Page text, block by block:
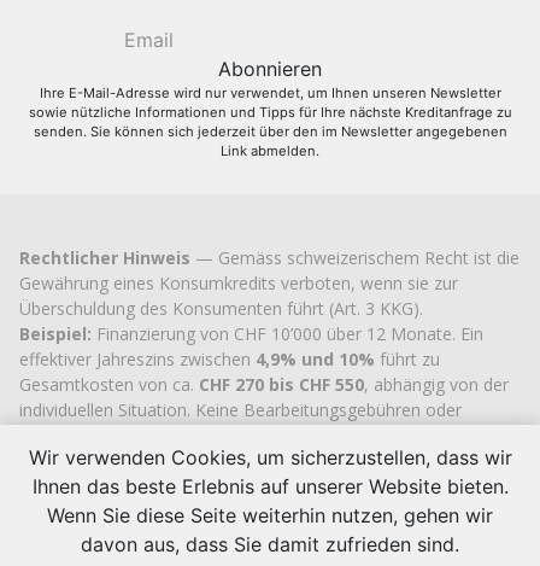
Ihre E-Mail-Adresse wird nur verwendet, um Ihnen unseren Newsletter
sowie nützliche Informationen und Tipps für Ihre nächste Kreditanfrage zu
senden. Sie können sich jederzeit über den im Newsletter angegebenen
Link abmelden.
Rechtlicher Hinweis — Gemäss schweizerischem Recht ist die
Gewährung eines Konsumkredits verboten, wenn sie zur
Überschuldung des Konsumenten führt (Art. 3 KKG).
Beispiel: Finanzierung von CHF 10’000 über 12 Monate. Ein
effektiver Jahreszins zwischen 4,9% und 10% führt zu
Gesamtkosten von ca. CHF 270 bis CHF 550, abhängig von der
individuellen Situation. Keine Bearbeitungsgebühren oder
Cashflex MultiCredit GmbH , seit 2007 im Handelsregister des
Kantons Zug eingetragen (UIDCHE-113.592.711), verfügt über
die offizielle kantonale Bewilligung zur Vermittlung von
Konsumkrediten.
Wir verwenden Cookies, um sicherzustellen, dass wir
Ihnen das beste Erlebnis auf unserer Website bieten.
Wenn Sie diese Seite weiterhin nutzen, gehen wir
davon aus, dass Sie damit zufrieden sind.